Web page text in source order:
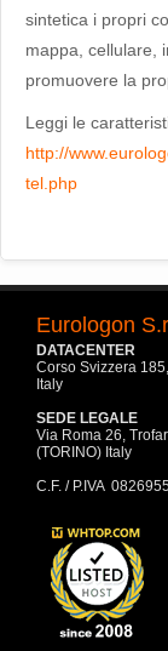
sintetica i propri
mappa, cellulare,
promuovere la
Leggi le
http://
tel.php
Eurologon
DATACENTER
Corso Svizzera
Italy
SEDE LEGALE
Via Roma 26,
(TORINO) Italy
C.F. / P.IVA